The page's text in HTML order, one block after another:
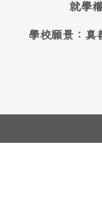
就學
學校願景：真